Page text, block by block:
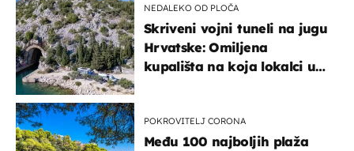
NEDALEKO OD PLOČA
Skriveni vojni tuneli na jugu
Hrvatske: Omiljena
kupališta na koja lokalci u
POKROVITELJ CORONA
Među 100 najboljih plaža